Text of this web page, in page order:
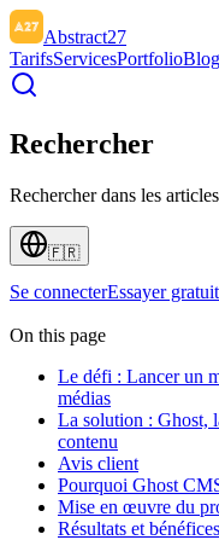
Abstract27
TarifsServicesPortfolioBlog
Rechercher
Rechercher dans les
🇫🇷
Se connecterEssayer
On this page
Le défi : Lancer un
médias
La solution : Ghost,
contenu
Avis client
Pourquoi Ghost
Mise en œuvre du
Résultats et bénéfices